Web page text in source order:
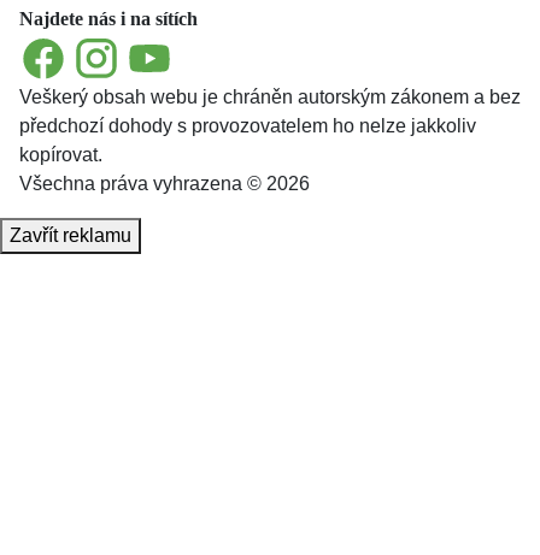
Najdete nás i na sítích
FacebookInstagramYouTube
Veškerý obsah webu je chráněn autorským zákonem a bez
předchozí dohody s provozovatelem ho nelze jakkoliv
kopírovat.
Všechna práva vyhrazena © 2026
Zavřít reklamu